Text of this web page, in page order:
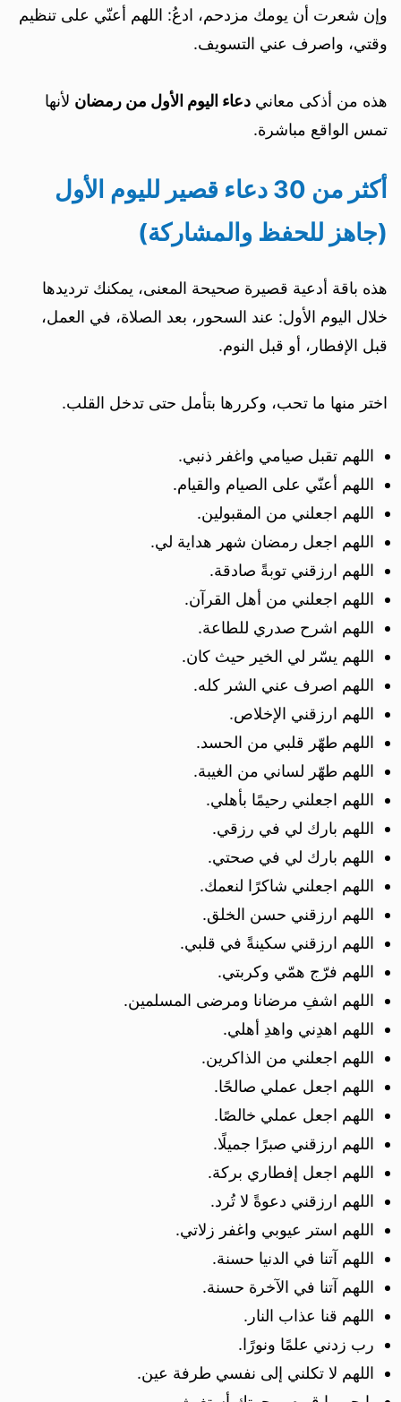
وإن شعرت أن يومك مزدحم، ادعُ: اللهم أعنّي على تنظيم
وقتي، واصرف عني التسويف.
هذه من أذكى معاني دعاء اليوم الأول من رمضان لأنها
تمس الواقع مباشرة.
أكثر من 30 دعاء قصير لليوم الأول
(جاهز للحفظ والمشاركة)
هذه باقة أدعية قصيرة صحيحة المعنى، يمكنك ترديدها
خلال اليوم الأول: عند السحور، بعد الصلاة، في العمل،
قبل الإفطار، أو قبل النوم.
اختر منها ما تحب، وكررها بتأمل حتى تدخل القلب.
اللهم تقبل صيامي واغفر ذنبي.
اللهم أعنّي على الصيام والقيام.
اللهم اجعلني من المقبولين.
اللهم اجعل رمضان شهر هداية لي.
اللهم ارزقني توبةً صادقة.
اللهم اجعلني من أهل القرآن.
اللهم اشرح صدري للطاعة.
اللهم يسّر لي الخير حيث كان.
اللهم اصرف عني الشر كله.
اللهم ارزقني الإخلاص.
اللهم طهّر قلبي من الحسد.
اللهم طهّر لساني من الغيبة.
اللهم اجعلني رحيمًا بأهلي.
اللهم بارك لي في رزقي.
اللهم بارك لي في صحتي.
اللهم اجعلني شاكرًا لنعمك.
اللهم ارزقني حسن الخلق.
اللهم ارزقني سكينةً في قلبي.
اللهم فرّج همّي وكربتي.
اللهم اشفِ مرضانا ومرضى المسلمين.
اللهم اهدِني واهدِ أهلي.
اللهم اجعلني من الذاكرين.
اللهم اجعل عملي صالحًا.
اللهم اجعل عملي خالصًا.
اللهم ارزقني صبرًا جميلًا.
اللهم اجعل إفطاري بركة.
اللهم ارزقني دعوةً لا تُرد.
اللهم استر عيوبي واغفر زلاتي.
اللهم آتنا في الدنيا حسنة.
اللهم آتنا في الآخرة حسنة.
اللهم قنا عذاب النار.
رب زدني علمًا ونورًا.
اللهم لا تكلني إلى نفسي طرفة عين.